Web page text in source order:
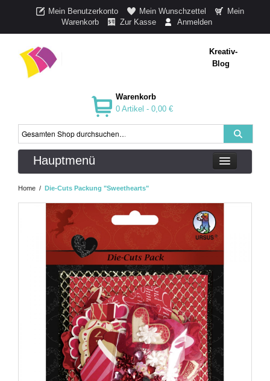
Mein Benutzerkonto Mein Wunschzettel
Mein
Warenkorb
Zur Kasse Anmelden
Kreativ-
Blog
Warenkorb
0 Artikel - 0,00 €
Hauptmenü
Home / Die-Cuts Packung "Sweethearts"